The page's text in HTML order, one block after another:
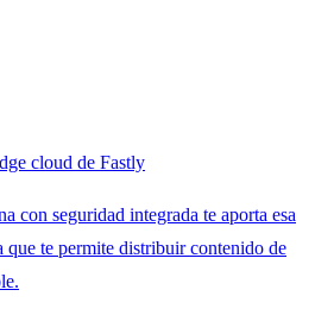
cloud de Fastly
con seguridad integrada te aporta esa
que te permite distribuir contenido de